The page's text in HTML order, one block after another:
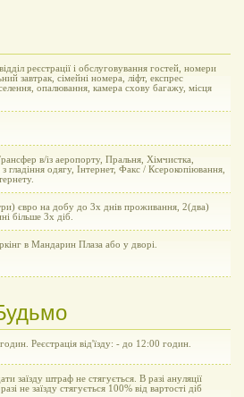
реєстрації і обслуговування гостей, номери
завтрак, сімейні номера, ліфт, експрес
опалювання, камера схову багажу, місця
в/із аеропорту, Пральня, Хімчистка,
гладіння одягу, Інтернет, Факс / Ксерокопіювання,
євро на добу до 3х днів проживання, 2(два)
більше 3х діб.
в Мандарин Плаза або у дворі.
Реєстрація від'їзду: - до 12:00 годин.
заїзду штраф не стягується. В разі ануляції
не заїзду стягується 100% від вартості діб